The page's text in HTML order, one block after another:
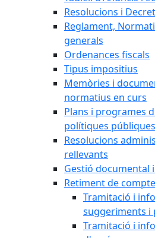
Resolucions i
Reglament,
generals
Ordenances fiscals
Tipus impositius
Memòries i
normatius en curs
Plans i programes
polítiques públiques
Resolucions
rellevants
Gestió documental
Retiment de
Tramitació i
suggeriments i
Tramitació i